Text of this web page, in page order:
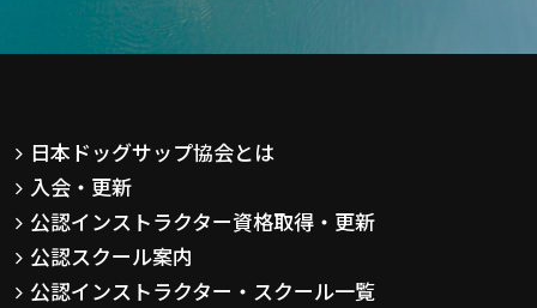
日本ドッグサップ協会とは
入会・更新
公認インストラクター資格取得・更新
公認スクール案内
公認インストラクター・スクール一覧